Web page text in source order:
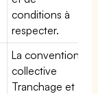
conditions à
respecter.
La convention
collective
Tranchage et